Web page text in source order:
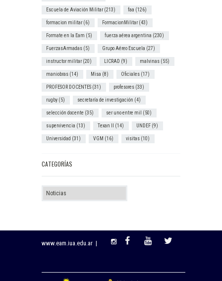
Escuela de Aviación Militar(213) faa (126)
formacion militar(6) FormacionMilitar(43)
Formate en la Eam (5) fuerza aérea argentina (230)
FuerzasArmadas (5) Grupo Aéreo Escuela (27)
instructor militar(20) LICRAD (9) malvinas (55)
maniobras (14) Misa (8) Oficiales (17)
PROFESOR DOCENTES (31) profesores (33)
rugby (5) secretaría de investigación (4)
selección docente (35) ser uno entre mil (50)
supervivencia (13) Texan II (14) UNDEF (9)
Universidad (31) VGM (16) visitas (10)
CATEGORÍAS
Categorías
www.eam.iua.edu.ar |